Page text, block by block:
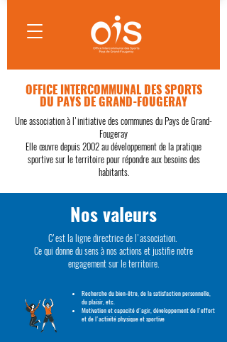
OFFICE INTERCOMMUNAL DES SPORTS
DU PAYS DE GRAND-FOUGERAY
Une association à l'initiative des communes du Pays de Grand-
Fougeray
Elle œuvre depuis 2002 au développement de la pratique
sportive sur le territoire pour répondre aux besoins des
habitants.
Nos valeurs
C'est la ligne directrice de l'association.
Ce qui donne du sens à nos actions et justifie notre
engagement sur le territoire.
​Recherche du bien-être, de la satisfaction personnelle,
du plaisir, etc.
Motivation et capacité d'agir, développement de l'effort
et de l'activité physique et sportive